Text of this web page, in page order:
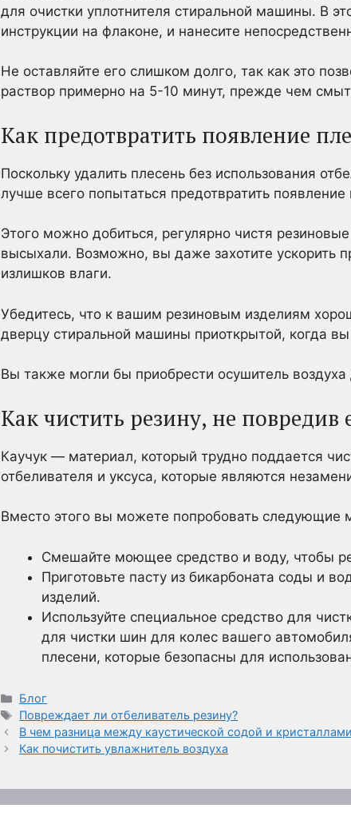
для очистки уплотнителя стиральной машины. В
инструкции на флаконе, и нанесите
Не оставляйте его слишком долго, так как это
раствор примерно на 5-10 минут, прежде чем
Как предотвратить появление
Поскольку удалить плесень без использования
лучше всего попытаться предотвратить
Этого можно добиться, регулярно чистя
высыхали. Возможно, вы даже захотите ускорить
излишков влаги.
Убедитесь, что к вашим резиновым изделиям
дверцу стиральной машины приоткрытой, когда
Вы также могли бы приобрести осушитель
Как чистить резину, не повредив
Каучук — материал, который трудно поддается
отбеливателя и уксуса, которые являются
Вместо этого вы можете попробовать следующие
Смешайте моющее средство и воду, чтобы
Приготовьте пасту из бикарбоната соды и
изделий.
Используйте специальное средство для
для чистки шин для колес вашего
плесени, которые безопасны для
Рубрики
Блог
Метки
Повреждает ли отбеливатель резину?
В чем разница между каустической содой и
Как почистить увлажнитель воздуха